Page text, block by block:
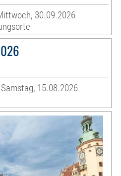
30.09.2026
15.08.2026